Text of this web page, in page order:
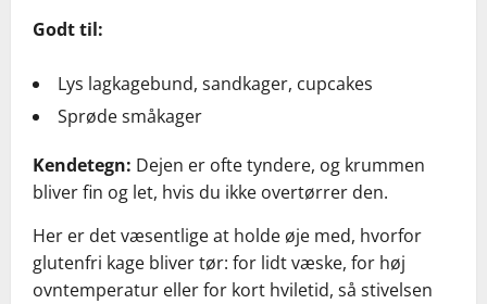
Godt til:
Lys lagkagebund, sandkager, cupcakes
Sprøde småkager
Kendetegn: Dejen er ofte tyndere, og krummen
bliver fin og let, hvis du ikke overtørrer den.
Her er det væsentlige at holde øje med, hvorfor
glutenfri kage bliver tør: for lidt væske, for høj
ovntemperatur eller for kort hviletid, så stivelsen